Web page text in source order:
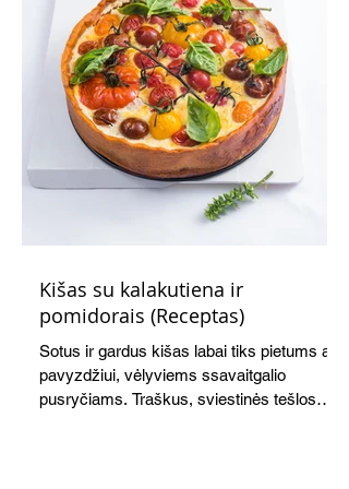
Kišas su kalakutiena ir
pomidorais (Receptas)
Sotus ir gardus kišas labai tiks pietums ar,
pavyzdžiui, vėlyviems ssavaitgalio
pusryčiams. Traškus, sviestinės tešlos